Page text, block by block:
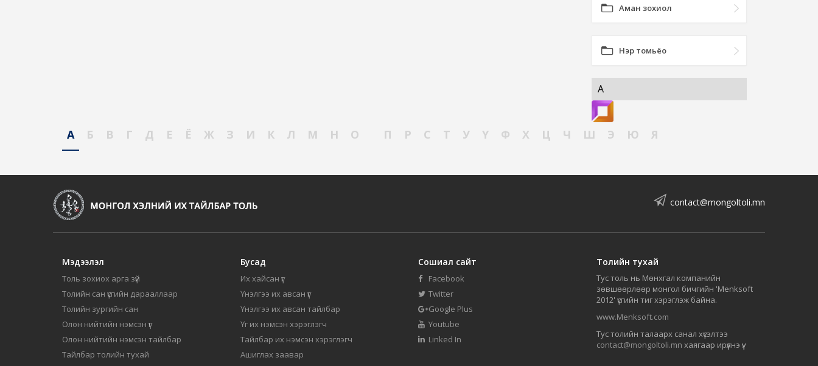
Аман зохиол
Нэр томьёо
А
А Б В Г Д Е Ё Ж З И К Л М Н О П Р С Т У Ү Ф Х Ц Ч Ш Э Ю Я
contact@mongoltoli.mn
Мэдээлэл
Толь зохиох арга зүй
Толийн сан үсгийн дарааллаар
Толийн зургийн сан
Олон нийтийн нэмсэн үг
Олон нийтийн нэмсэн тайлбар
Тайлбар толийн тухай
Бусад
Их хайсан үг
Үнэлгээ их авсан үг
Үнэлгээ их авсан тайлбар
Үг их нэмсэн хэрэглэгч
Тайлбар их нэмсэн хэрэглэгч
Ашиглах заавар
Сошиал сайт
Facebook
Twitter
Google Plus
Youtube
Linked In
Толийн тухай
Тус толь нь Мөнхгал компанийн
зөвшөөрлөөр монгол бичгийн 'Menksoft
2012' үсгийн тиг хэрэглэж байна.
www.Menksoft.com
Тус толийн талаарх санал хүсэлтээ
contact@mongoltoli.mn хаягаар ирүүлнэ үү.